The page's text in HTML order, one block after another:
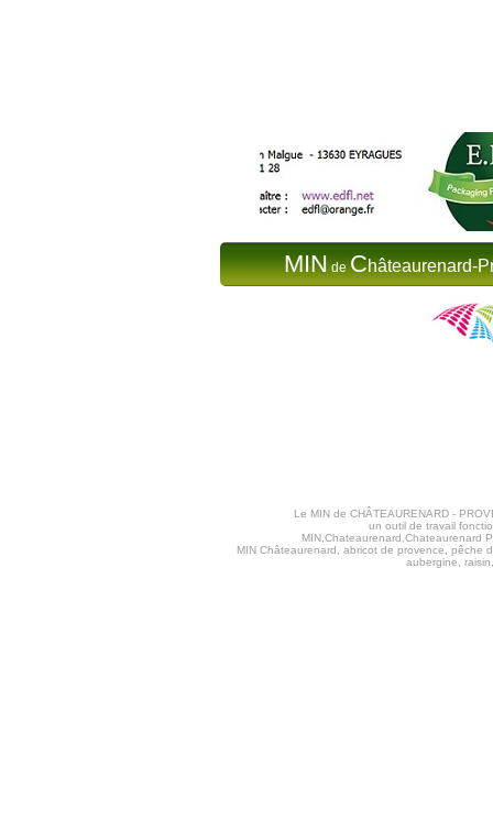
MINdeChâteaurenard-
Le MIN de CHÂTEAURENARD -
un outil de travail
MIN,Chateaurenard,Chateaurenard
MIN Châteaurenard, abricot de provence, pêche
aubergine,